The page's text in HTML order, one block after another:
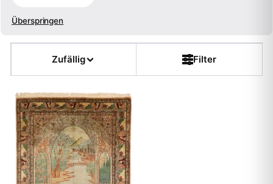
Form
Kette
Flor
Überspringen
Zufällig Filter